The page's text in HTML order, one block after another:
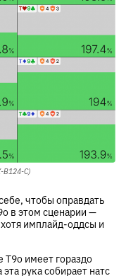
B124-C)
чтобы оправдать
в этом сценарии —
имплайд-оддсы и
T9o имеет гораздо
рука собирает натс